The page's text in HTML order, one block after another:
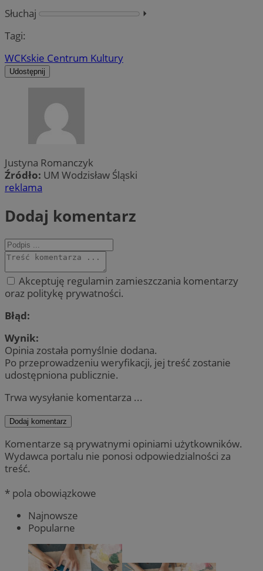
Słuchaj
⏵︎
Tagi:
WCKskie Centrum Kultury
Udostępnij
Justyna Romanczyk
Źródło: UM Wodzisław Śląski
reklama
Dodaj komentarz
Akceptuję regulamin zamieszczania komentarzy
oraz politykę prywatności.
Błąd:
Wynik:
Opinia została pomyślnie dodana.
Po przeprowadzeniu weryfikacji, jej treść zostanie
udostępniona publicznie.
Trwa wysyłanie komentarza ...
Dodaj komentarz
Komentarze są prywatnymi opiniami użytkowników.
Wydawca portalu nie ponosi odpowiedzialności za
treść.
* pola obowiązkowe
Najnowsze
Popularne